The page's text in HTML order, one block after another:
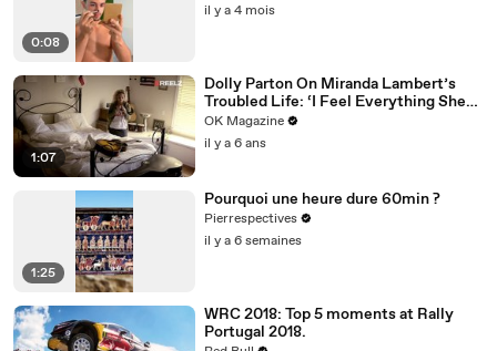
0:08
il y a 4 mois
1:07
Dolly Parton On Miranda Lambert’s
Troubled Life: ‘I Feel Everything She
Writes’: Watch REELZ Doc
OK Magazine
il y a 6 ans
1:25
Pourquoi une heure dure 60min ?
Pierrespectives
il y a 6 semaines
WRC 2018: Top 5 moments at Rally
Portugal 2018.